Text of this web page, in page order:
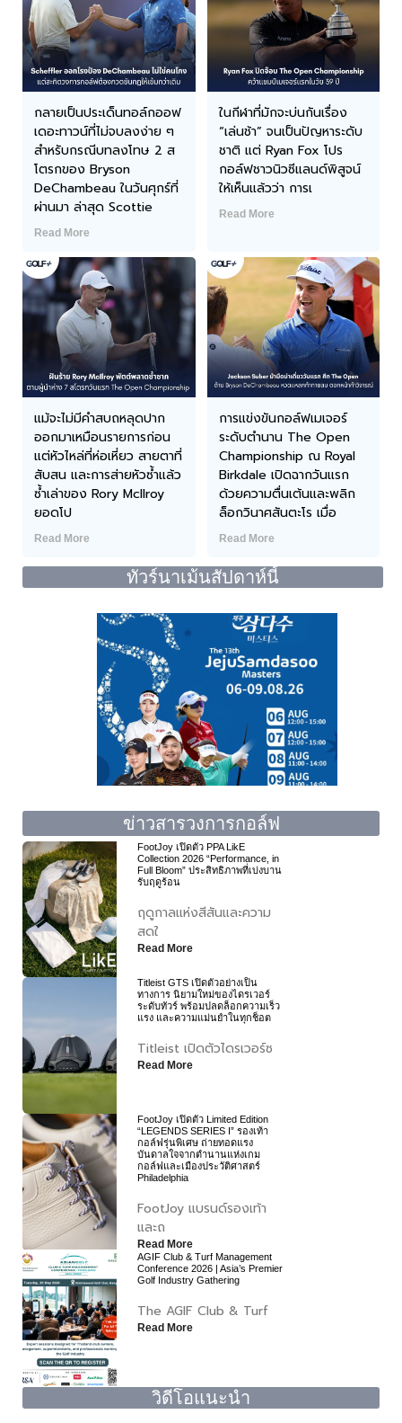
กลายเป็นประเด็นทอล์กออฟ
เดอะทาวน์ที่ไม่จบลงง่าย ๆ
สำหรับกรณีบทลงโทษ 2 ส
โตรกของ Bryson
DeChambeau ในวันศุกร์ที่
ผ่านมา ล่าสุด Scottie
Read More
ในกีฬาที่มักจะบ่นกันเรื่อง
“เล่นช้า” จนเป็นปัญหาระดับ
ชาติ แต่ Ryan Fox โปร
กอล์ฟชาวนิวซีแลนด์พิสูจน์
ให้เห็นแล้วว่า การเ
Read More
แม้จะไม่มีคำสบถหลุดปาก
ออกมาเหมือนรายการก่อน
แต่หัวไหล่ที่ห่อเหี่ยว สายตาที่
สับสน และการส่ายหัวซ้ำแล้ว
ซ้ำเล่าของ Rory McIlroy
ยอดโป
Read More
การแข่งขันกอล์ฟเมเจอร์
ระดับตำนาน The Open
Championship ณ Royal
Birkdale เปิดฉากวันแรก
ด้วยความตื่นเต้นและพลิก
ล็อกวินาศสันตะโร เมื่อ
Read More
ทัวร์นาเม้นสัปดาห์นี้
ข่าวสารวงการกอล์ฟ
FootJoy เปิดตัว PPA LikE
Collection 2026 “Performance, in
Full Bloom” ประสิทธิภาพที่เบ่งบาน
รับฤดูร้อน
ฤดูกาลแห่งสีสันและความ
สดใ
Read More
Titleist GTS เปิดตัวอย่างเป็น
ทางการ นิยามใหม่ของไดรเวอร์
ระดับทัวร์ พร้อมปลดล็อกความเร็ว
แรง และความแม่นยำในทุกช็อต
Titleist เปิดตัวไดรเวอร์ซ
Read More
FootJoy เปิดตัว Limited Edition
“LEGENDS SERIES I” รองเท้า
กอล์ฟรุ่นพิเศษ ถ่ายทอดแรง
บันดาลใจจากตำนานแห่งเกม
กอล์ฟและเมืองประวัติศาสตร์
Philadelphia
FootJoy แบรนด์รองเท้า
และถ
Read More
AGIF Club & Turf Management
Conference 2026 | Asia’s Premier
Golf Industry Gathering
The AGIF Club & Turf
Read More
วิดีโอแนะนำ